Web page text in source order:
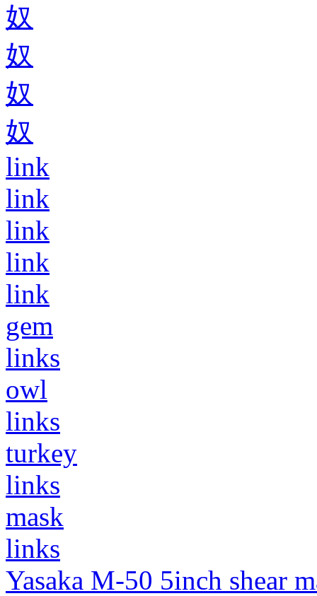
奴
奴
奴
奴
link
link
link
link
link
gem
links
owl
links
turkey
links
mask
links
Yasaka M-50 5inch shear